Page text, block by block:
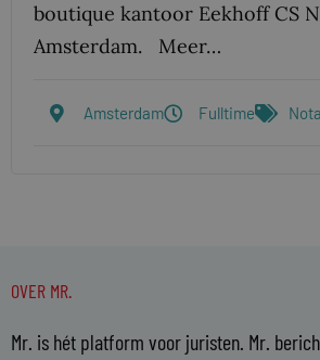
boutique kantoor Eekhoff CS
Amsterdam. Meer…
Amsterdam Fulltime
OVER MR.
Mr. is hét platform voor juristen. Mr.